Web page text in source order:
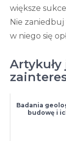
większe
Nie
w niego się
Badania
budowę i